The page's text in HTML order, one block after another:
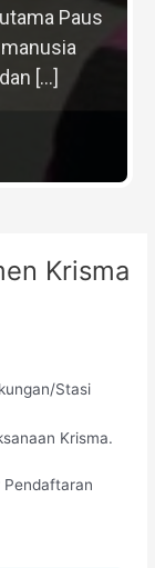
Paus
[…]
Krisma
Stasi
Krisma.